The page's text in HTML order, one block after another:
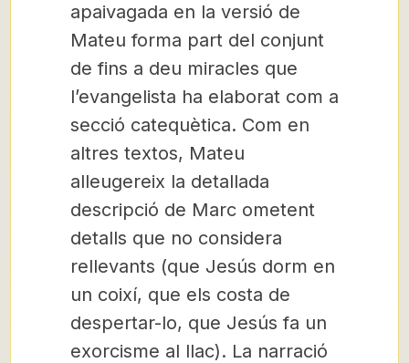
apaivagada en la versió de
Mateu forma part del conjunt
de fins a deu miracles que
l’evangelista ha elaborat com a
secció catequètica. Com en
altres textos, Mateu
alleugereix la detallada
descripció de Marc ometent
detalls que no considera
rellevants (que Jesús dorm en
un coixí, que els costa de
despertar-lo, que Jesús fa un
exorcisme al llac). La narració